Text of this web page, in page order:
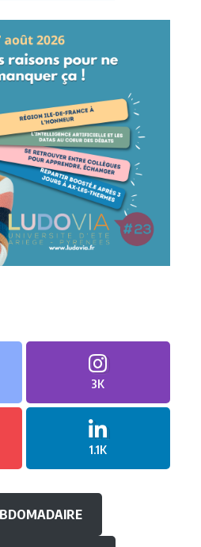
3K
1.1K